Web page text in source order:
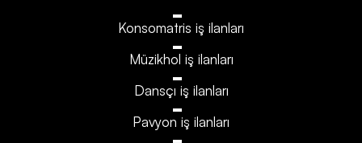
Konsomatris iş ilanları
Müzikhol iş ilanları
Dansçı iş ilanları
Pavyon iş ilanları